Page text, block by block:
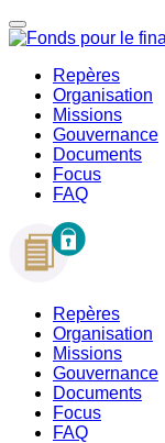
Repères
Organisation
Missions
Gouvernance
Documents
Focus
FAQ
Repères
Organisation
Missions
Gouvernance
Documents
Focus
FAQ